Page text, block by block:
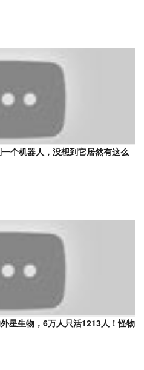
个机器人，没想到它居然有这么
星生物，6万人只活1213人！怪物